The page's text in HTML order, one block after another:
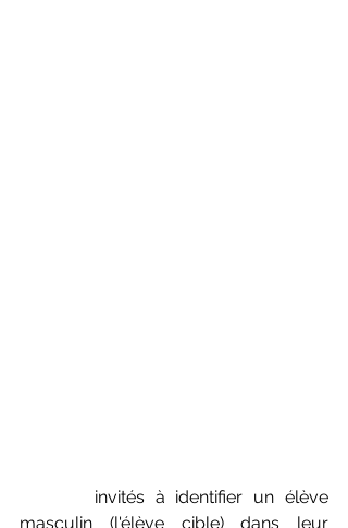
masculin (l'élève cible) dans leur